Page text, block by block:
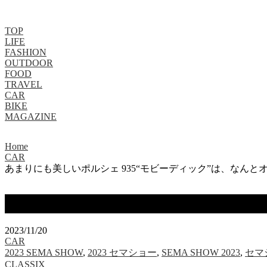
TOP
LIFE
FASHION
OUTDOOR
FOOD
TRAVEL
CAR
BIKE
MAGAZINE
Home
CAR
あまりにも美しいポルシェ 935“モビーディック”は、なんと
2023/11/20
CAR
2023 SEMA SHOW, 2023 セマショー, SEMA SHOW 2023, セマ
CLASSIX